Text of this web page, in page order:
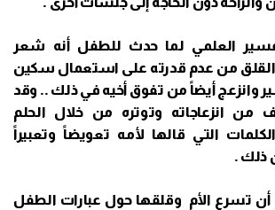
العلمي لما حدث للطفل أنه شعر
والقلق من عدم قدرته على استعمال سكين
وانزعج أيضاً من تفوق أخيه في ذلك .. وقد
من انزعاجاته وتوتره من خلال الحلم
التي قالها لأمه تعويضاً وتعبيراً
ذلك .
تسرع الأم وقلقها حول عبارات الطفل